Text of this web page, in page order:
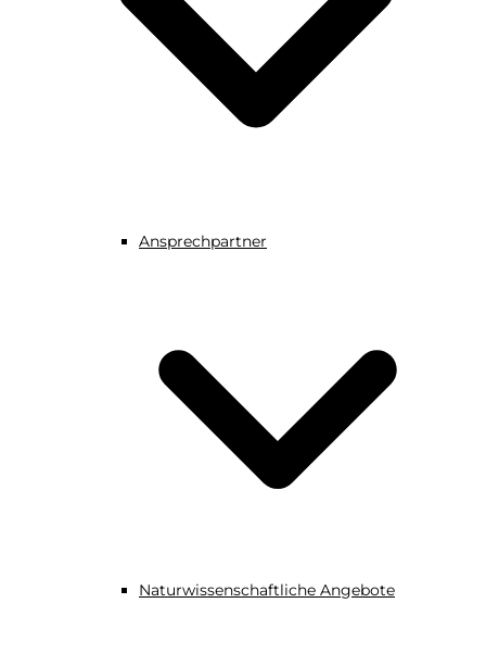
Ansprechpartner
Naturwissenschaftliche Angebote